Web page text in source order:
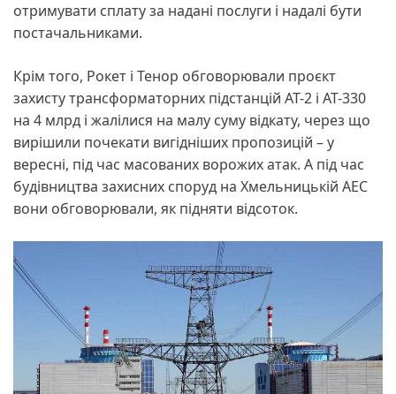
отримувати сплату за надані послуги і надалі бути
постачальниками.
Крім того, Рокет і Тенор обговорювали проєкт
захисту трансформаторних підстанцій АТ-2 і АТ-330
на 4 млрд і жалілися на малу суму відкату, через що
вирішили почекати вигідніших пропозицій – у
вересні, під час масованих ворожих атак. А під час
будівництва захисних споруд на Хмельницькій АЕС
вони обговорювали, як підняти відсоток.